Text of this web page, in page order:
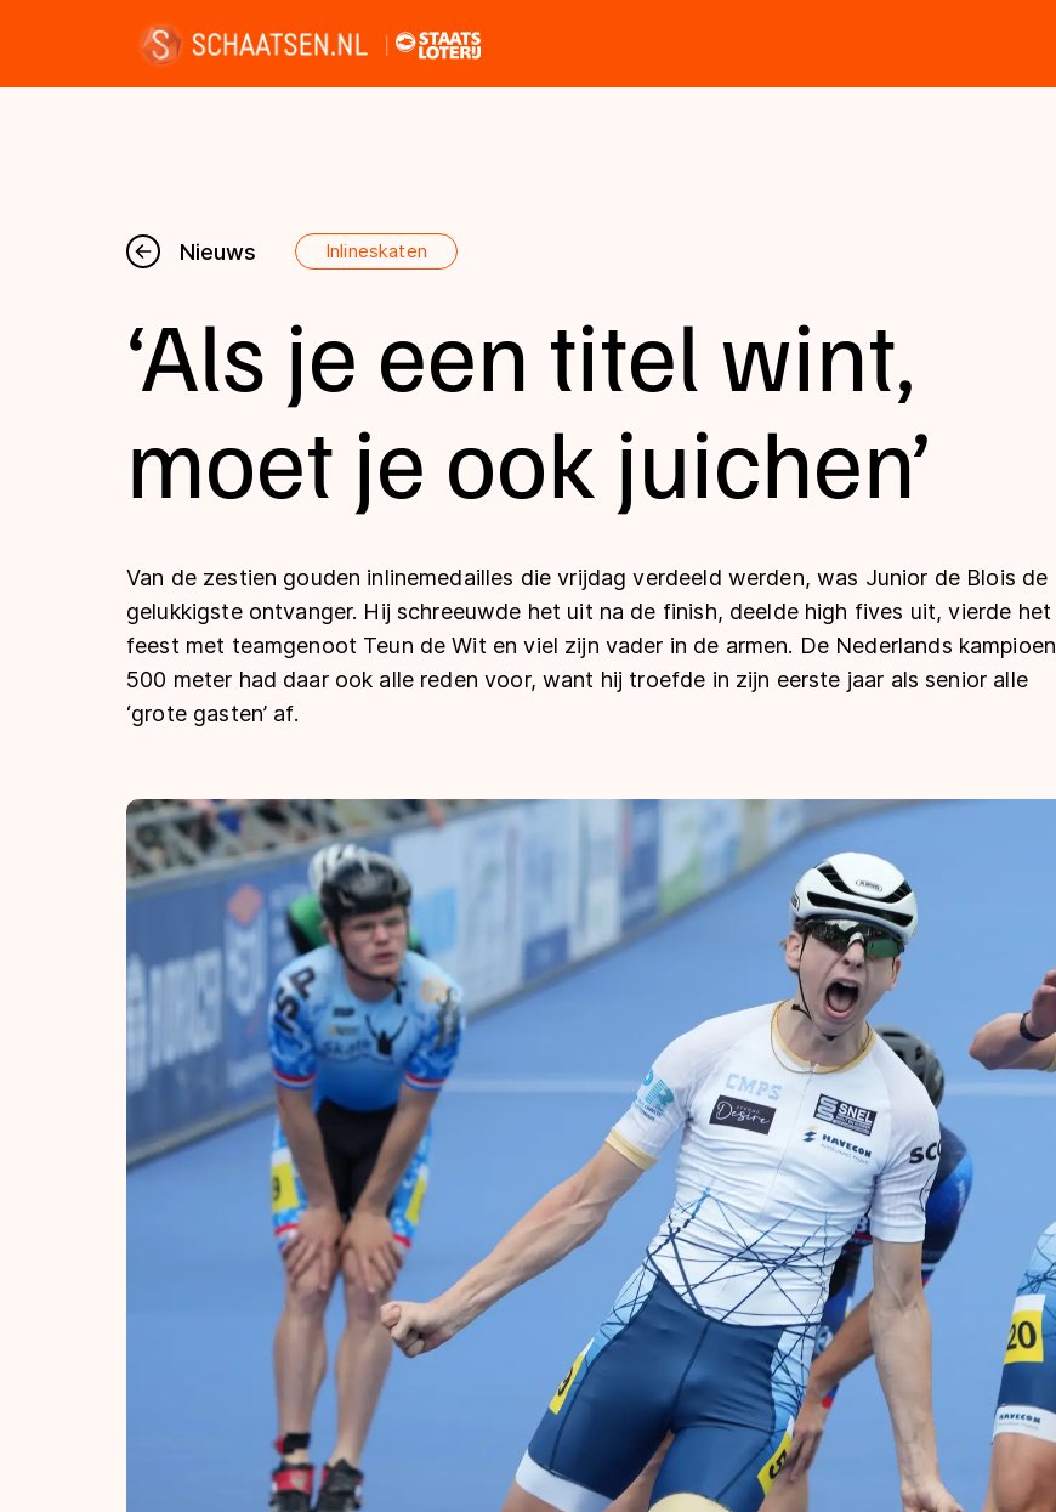
Nieuws
Kalender
Disciplines
Uitslagen
Tijden & historie
De weg op
Olympische Spelen
Nieuws Inlineskaten
‘Als je een titel wint,
moet je ook juichen’
Van de zestien gouden inlinemedailles die vrijdag verdeeld werden, was Junior de Blois de
gelukkigste ontvanger. Hij schreeuwde het uit na de finish, deelde high fives uit, vierde het
feest met teamgenoot Teun de Wit en viel zijn vader in de armen. De Nederlands kampioen
500 meter had daar ook alle reden voor, want hij troefde in zijn eerste jaar als senior alle
‘grote gasten’ af.